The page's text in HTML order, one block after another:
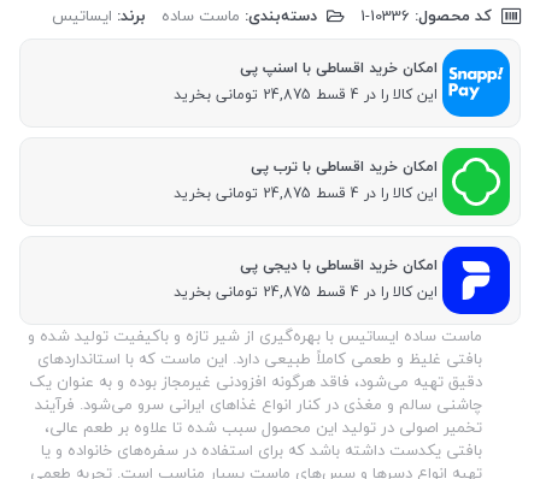
کد محصول: دسته‌بندی: ماست ساده برند: ایساتیس
امکان خرید اقساطی با اسنپ پی
این کالا را در 4 قسط 24,875 تومانی بخرید
امکان خرید اقساطی با ترب پی
این کالا را در 4 قسط 24,875 تومانی بخرید
امکان خرید اقساطی با دیجی پی
این کالا را در 4 قسط 24,875 تومانی بخرید
ماست ساده ایساتیس با بهره‌گیری از شیر تازه و باکیفیت تولید شده و
بافتی غلیظ و طعمی کاملاً طبیعی دارد. این ماست که با استانداردهای
دقیق تهیه می‌شود، فاقد هرگونه افزودنی غیرمجاز بوده و به عنوان یک
چاشنی سالم و مغذی در کنار انواع غذاهای ایرانی سرو می‌شود. فرآیند
تخمیر اصولی در تولید این محصول سبب شده تا علاوه بر طعم عالی،
بافتی یکدست داشته باشد که برای استفاده در سفره‌های خانواده و یا
تهیه انواع دسرها و سس‌های ماست بسیار مناسب است. تجربه طعمی